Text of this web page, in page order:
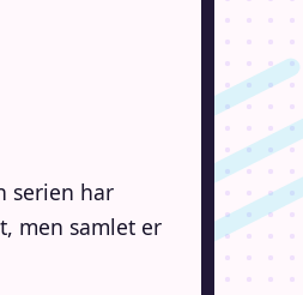
serien har
men samlet er